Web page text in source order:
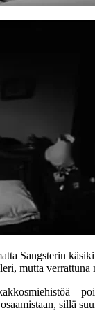
Sangsterin
mutta
–
sillä